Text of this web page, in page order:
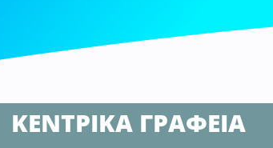
ΚΕΝΤΡΙΚΑ ΓΡΑΦΕΙΑ